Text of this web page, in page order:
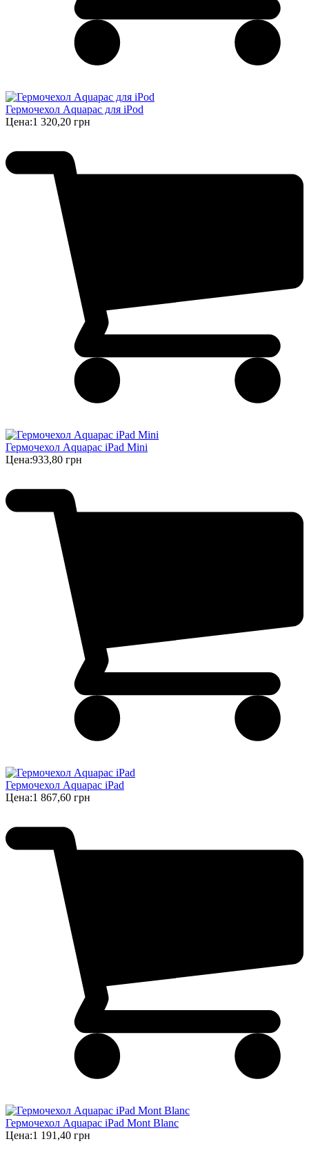
Гермочехол Aquapac для iPod
Цена:1 320,20 грн
Гермочехол Aquapac iPad Mini
Цена:933,80 грн
Гермочехол Aquapac iPad
Цена:1 867,60 грн
Гермочехол Aquapac iPad Mont Blanc
Цена:1 191,40 грн